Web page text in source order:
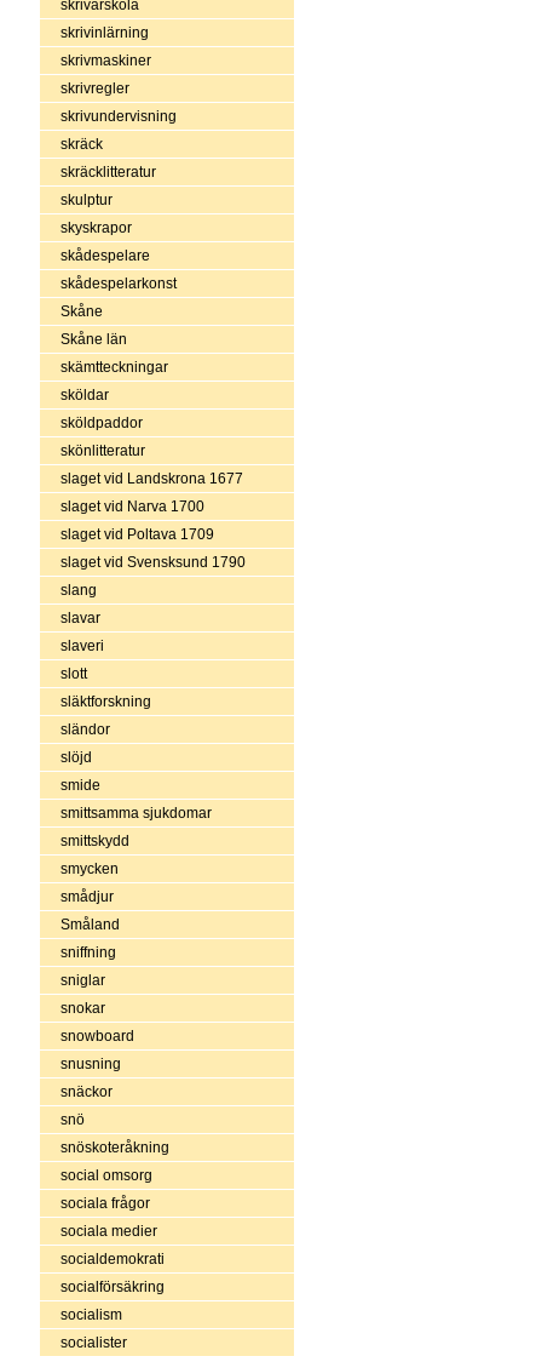
skrivarskola
skrivinlärning
skrivmaskiner
skrivregler
skrivundervisning
skräck
skräcklitteratur
skulptur
skyskrapor
skådespelare
skådespelarkonst
Skåne
Skåne län
skämtteckningar
sköldar
sköldpaddor
skönlitteratur
slaget vid Landskrona 1677
slaget vid Narva 1700
slaget vid Poltava 1709
slaget vid Svensksund 1790
slang
slavar
slaveri
slott
släktforskning
sländor
slöjd
smide
smittsamma sjukdomar
smittskydd
smycken
smådjur
Småland
sniffning
sniglar
snokar
snowboard
snusning
snäckor
snö
snöskoteråkning
social omsorg
sociala frågor
sociala medier
socialdemokrati
socialförsäkring
socialism
socialister